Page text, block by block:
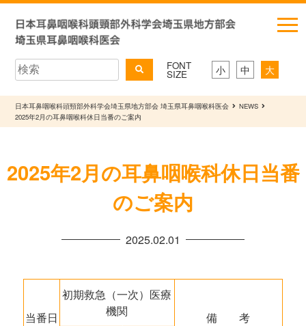
FONT
SIZE 小 中 大
日本耳鼻咽喉科頭頸部外科学会埼玉県地方部会 埼玉県耳鼻咽喉科医会
NEWS
2025年2月の耳鼻咽喉科休日当番のご案内
2025年2月の耳鼻咽喉科休日当番
のご案内
2025.02.01
当番日
初期救急（一次）医療
機関
備 考